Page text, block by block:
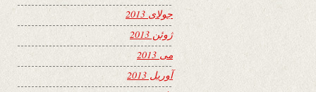
جولای 2013
ژوئن 2013
می 2013
آوریل 2013